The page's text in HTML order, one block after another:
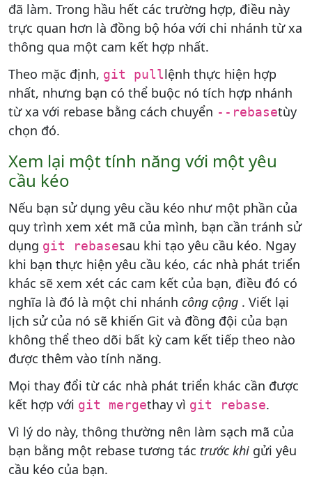
đã làm. Trong hầu hết các trường hợp, điều này
trực quan hơn là đồng bộ hóa với chi nhánh từ xa
thông qua một cam kết hợp nhất.
Theo mặc định, git pulllệnh thực hiện hợp
nhất, nhưng bạn có thể buộc nó tích hợp nhánh
từ xa với rebase bằng cách chuyển --rebasetùy
chọn đó.
Xem lại một tính năng với một yêu
cầu kéo
Nếu bạn sử dụng yêu cầu kéo như một phần của
quy trình xem xét mã của mình, bạn cần tránh sử
dụng git rebasesau khi tạo yêu cầu kéo. Ngay
khi bạn thực hiện yêu cầu kéo, các nhà phát triển
khác sẽ xem xét các cam kết của bạn, điều đó có
nghĩa là đó là một chi nhánh công cộng . Viết lại
lịch sử của nó sẽ khiến Git và đồng đội của bạn
không thể theo dõi bất kỳ cam kết tiếp theo nào
được thêm vào tính năng.
Mọi thay đổi từ các nhà phát triển khác cần được
kết hợp với git mergethay vì git rebase.
Vì lý do này, thông thường nên làm sạch mã của
bạn bằng một rebase tương tác trước khi gửi yêu
cầu kéo của bạn.